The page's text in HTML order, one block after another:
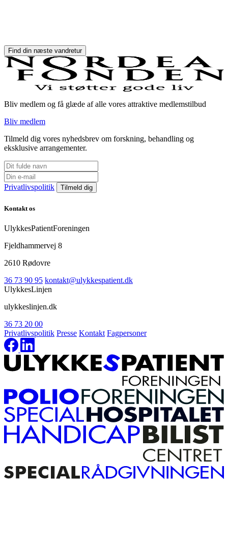
Find din næste vandretur
Bliv medlem og få glæde af alle vores attraktive medlemstilbud
Bliv medlem
Tilmeld dig vores nyhedsbrev om forskning, behandling og
eksklusive arrangementer.
Privatlivspolitik
Kontakt os
UlykkesPatientForeningen
Fjeldhammervej 8
2610 Rødovre
36 73 90 95 kontakt@ulykkespatient.dk
UlykkesLinjen
ulykkeslinjen.dk
36 73 20 00
Privatlivspolitik Presse Kontakt Fagpersoner